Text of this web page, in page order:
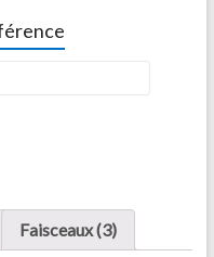
Faisceaux (3)